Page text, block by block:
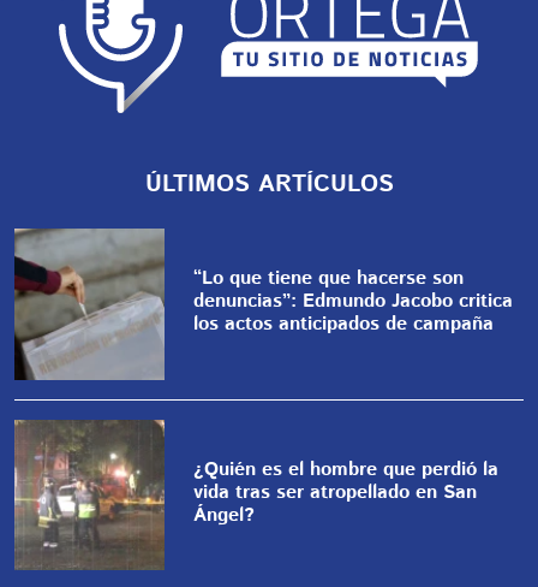
ÚLTIMOS ARTÍCULOS
“Lo que tiene que hacerse son
denuncias”: Edmundo Jacobo critica
los actos anticipados de campaña
¿Quién es el hombre que perdió la
vida tras ser atropellado en San
Ángel?